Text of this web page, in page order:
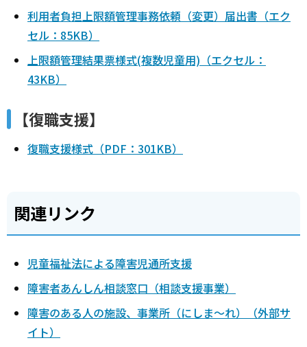
利用者負担上限額管理事務依頼（変更）届出書（エク
セル：85KB）
上限額管理結果票様式(複数児童用)（エクセル：
43KB）
【復職支援】
復職支援様式（PDF：301KB）
関連リンク
児童福祉法による障害児通所支援
障害者あんしん相談窓口（相談支援事業）
障害のある人の施設、事業所（にしま～れ）（外部サ
イト）